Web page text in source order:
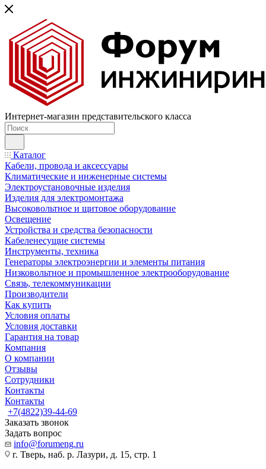
Интернет-магазин представительского класса
Каталог
Кабели, провода и аксессуары
Климатические и инженерные системы
Электроустановочные изделия
Изделия для электромонтажа
Высоковольтное и щитовое оборудование
Освещение
Устройства и средства безопасности
Кабеленесущие системы
Инструменты, техника
Генераторы электроэнергии и элементы питания
Низковольтное и промышленное электрооборудование
Связь, телекоммуникации
Производители
Как купить
Условия оплаты
Условия доставки
Гарантия на товар
Компания
О компании
Отзывы
Сотрудники
Контакты
Контакты
+7(4822)39-44-69
Заказать звонок
Задать вопрос
info@forumeng.ru
г. Тверь, наб. р. Лазури, д. 15, стр. 1